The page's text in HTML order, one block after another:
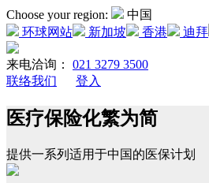
Choose your region:
中国
环球网站
新加坡 香港 迪拜
来电洽询： 021 3279 3500
联络我们
登入
医疗保险化繁为简
提供一系列适用于中国的医保计划